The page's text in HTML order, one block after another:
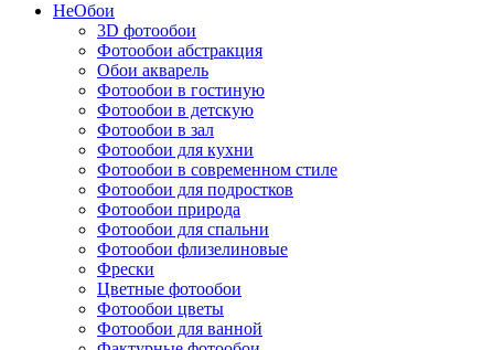
НеОбои
3D фотообои
Фотообои абстракция
Обои акварель
Фотообои в гостиную
Фотообои в детскую
Фотообои в зал
Фотообои для кухни
Фотообои в современном стиле
Фотообои для подростков
Фотообои природа
Фотообои для спальни
Фотообои флизелиновые
Фрески
Цветные фотообои
Фотообои цветы
Фотообои для ванной